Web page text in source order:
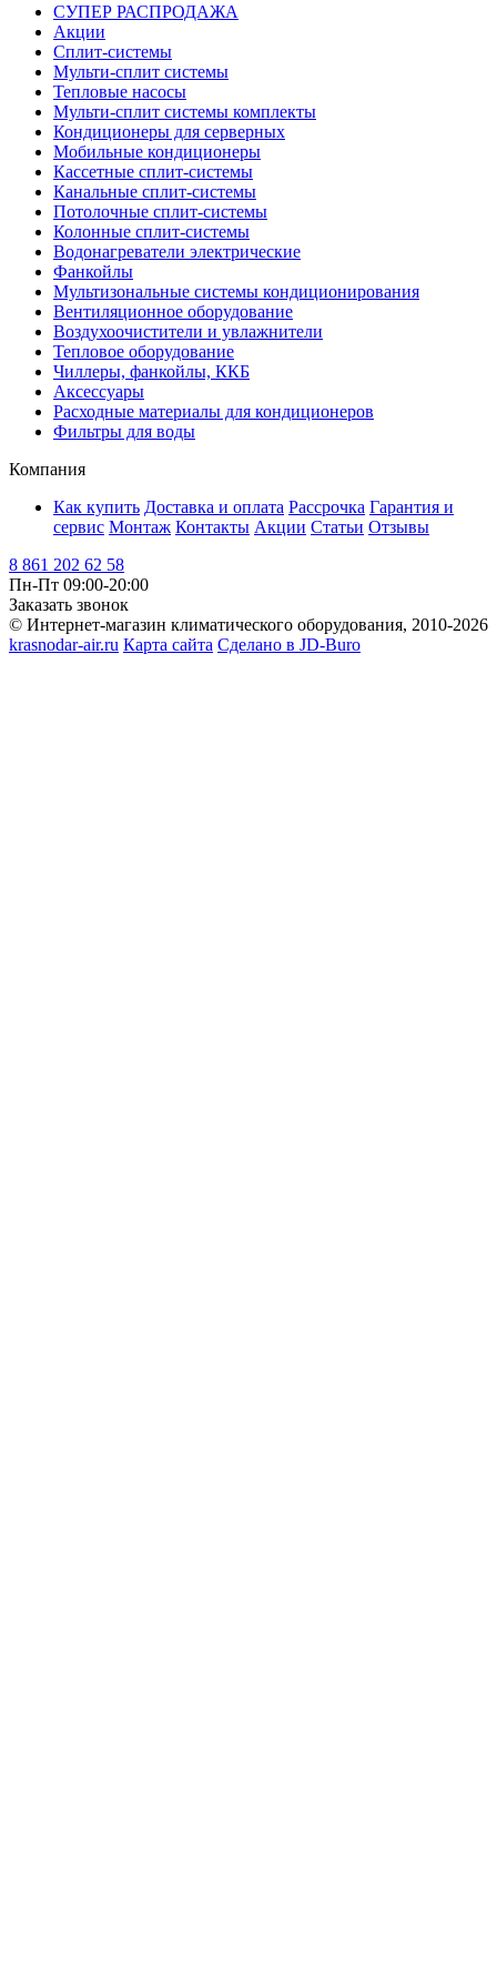
СУПЕР РАСПРОДАЖА
Акции
Сплит-системы
Мульти-сплит системы
Тепловые насосы
Мульти-сплит системы комплекты
Кондиционеры для серверных
Мобильные кондиционеры
Кассетные сплит-системы
Канальные сплит-системы
Потолочные сплит-системы
Колонные сплит-системы
Водонагреватели электрические
Фанкойлы
Мультизональные системы кондиционирования
Вентиляционное оборудование
Воздухоочистители и увлажнители
Тепловое оборудование
Чиллеры, фанкойлы, ККБ
Аксессуары
Расходные материалы для кондиционеров
Фильтры для воды
Компания
Как купить Доставка и оплата Рассрочка Гарантия и
сервис Монтаж Контакты Акции Статьи Отзывы
8 861 202 62 58
Пн-Пт 09:00-20:00
Заказать звонок
© Интернет-магазин климатического оборудования, 2010-2026
krasnodar-air.ru Карта сайта Сделано в JD-Buro